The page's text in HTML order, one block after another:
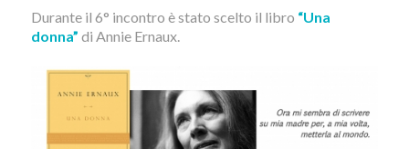
Durante il 6° incontro è stato scelto il libro “Una
donna” di Annie Ernaux.